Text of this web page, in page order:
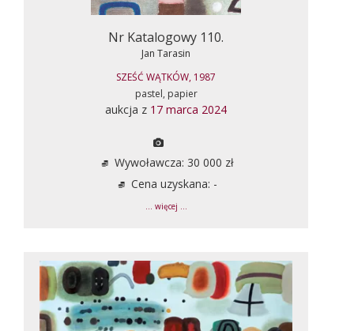
Nr Katalogowy 110.
Jan Tarasin
SZEŚĆ WĄTKÓW, 1987
pastel, papier
aukcja z 17 marca 2024
Wywoławcza: 30 000 zł
Cena uzyskana: -
... więcej ...